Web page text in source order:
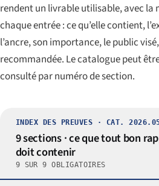
rendent un livrable utilisable, avec la
chaque entrée : ce qu’elle contient,
l’ancre, son importance, le public
recommandée. Le catalogue peut
consulté par numéro de section.
INDEX DES PREUVES · CAT.
9 sections · ce que tout bon
doit contenir
9 SUR 9 OBLIGATOIRES